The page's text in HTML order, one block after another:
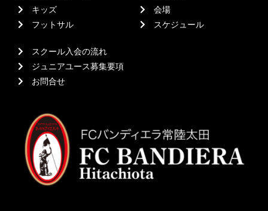
キッズ
フットサル
会場
スケジュール
スクール入会の流れ
ジュニアユース募集要項
お問合せ